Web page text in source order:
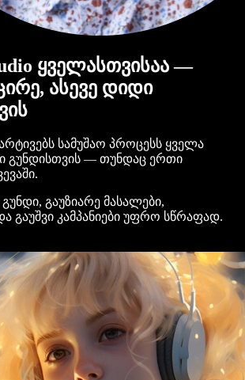
ყველასთვისაა —
ასევე დიდი
სამუშაო პროცესს ყველა
გუნდისთვის — თუნდაც ერთი
გაუზიარე მასალები,
გაუშვი კამპანიები უფრო სწრაფად.